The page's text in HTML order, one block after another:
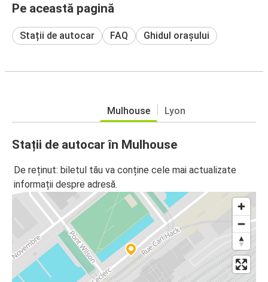
Pe această pagină
Stații de autocar FAQ Ghidul orașului
Mulhouse Lyon
Stații de autocar în Mulhouse
De reținut: biletul tău va conține cele mai actualizate
informații despre adresă.